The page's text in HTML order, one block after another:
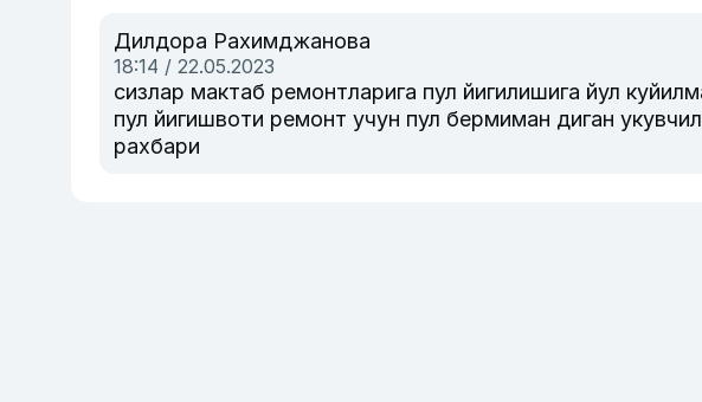
Дилдора Рахимджанова
18:14 / 22.05.2023
сизлар мактаб ремонтларига пул йигилишига йул
пул йигишвоти ремонт учун пул бермиман диган
рахбари